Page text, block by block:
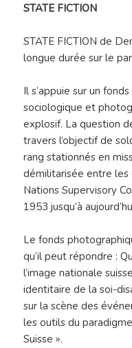
STATE FICTION
STATE FICTION de
longue durée sur le
Il s’appuie sur un
sociologique et
explosif. La question
travers l’objectif de
rang stationnés en
démilitarisée entre les
Nations Supervisory
1953 jusqu’à
Le fonds
qu’il peut répondre :
l’image nationale
identitaire de la soi-
sur la scène des
les outils du
Suisse ».